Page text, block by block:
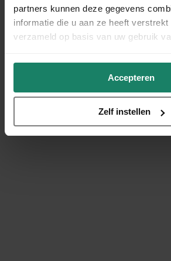
partners kunnen deze gegevens
informatie die u aan ze heeft verstrekt
verzameld op basis van uw gebruik
Accepteren
Zelf instellen